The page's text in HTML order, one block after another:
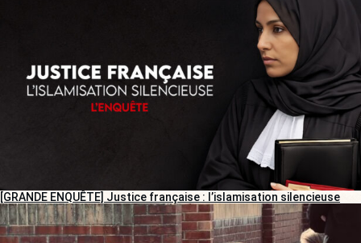
[GRANDE ENQUÊTE] Justice française : l’islamisation silencieuse